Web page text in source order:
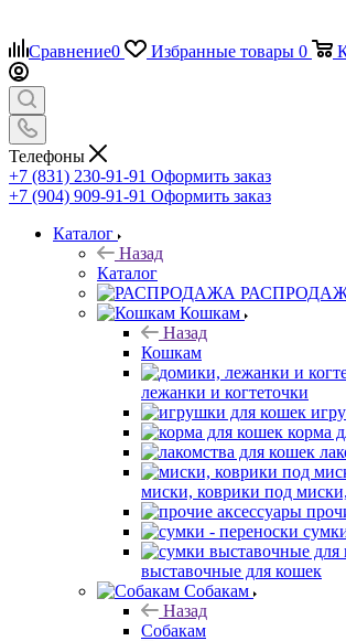
Сравнение0 Избранные товары 0
Телефоны
+7 (831) 230-91-91 Оформить заказ
+7 (904) 909-91-91 Оформить заказ
Каталог
Назад
Каталог
Кошкам
Назад
Кошкам
лежанки и когтеточки
корма
миски, коврики под
выставочные для кошек
Собакам
Назад
Собакам